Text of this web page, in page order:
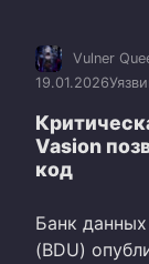
Vulner
19.01.2026
Vasion
код
Банк
(BDU)